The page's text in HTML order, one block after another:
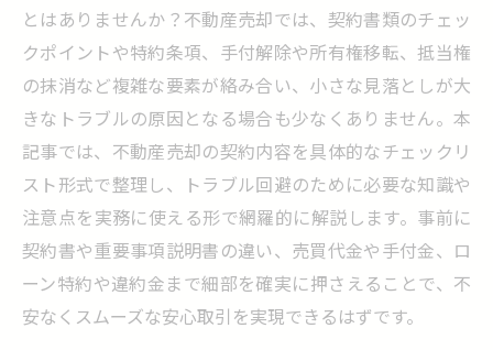
とはありませんか？不動産売却では、契約書類のチェッ
クポイントや特約条項、手付解除や所有権移転、抵当権
の抹消など複雑な要素が絡み合い、小さな見落としが大
きなトラブルの原因となる場合も少なくありません。本
記事では、不動産売却の契約内容を具体的なチェックリ
スト形式で整理し、トラブル回避のために必要な知識や
注意点を実務に使える形で網羅的に解説します。事前に
契約書や重要事項説明書の違い、売買代金や手付金、ロ
ーン特約や違約金まで細部を確実に押さえることで、不
安なくスムーズな安心取引を実現できるはずです。